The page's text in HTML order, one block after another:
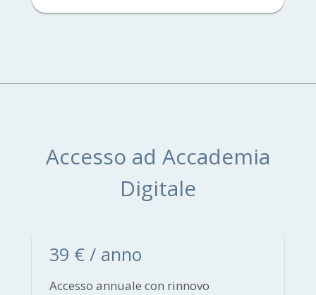
Accesso ad Accademia
Digitale
39 € / anno
Accesso annuale con rinnovo